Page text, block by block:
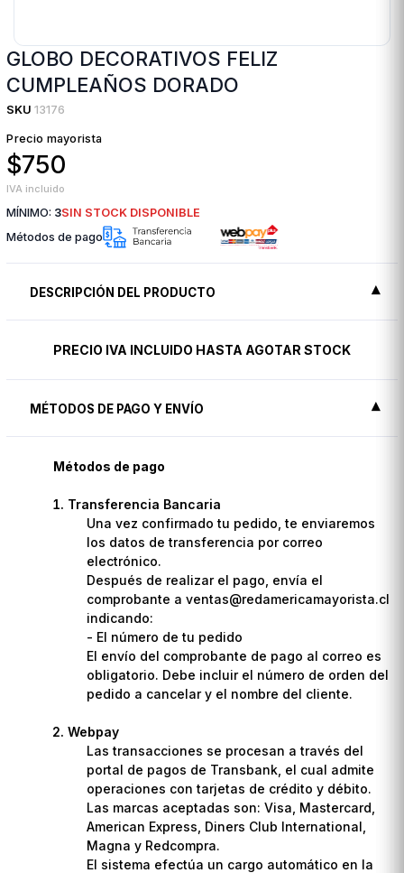
GLOBO DECORATIVOS FELIZ
CUMPLEAÑOS DORADO
SKU 13176
Precio mayorista
$750
IVA incluido
MÍNIMO: 3SIN STOCK DISPONIBLE
Métodos de pago
DESCRIPCIÓN DEL PRODUCTO
PRECIO IVA INCLUIDO HASTA AGOTAR STOCK
MÉTODOS DE PAGO Y ENVÍO
Métodos de pago
Transferencia Bancaria
Una vez confirmado tu pedido, te enviaremos
los datos de transferencia por correo
electrónico.
Después de realizar el pago, envía el
comprobante a ventas@redamericamayorista.cl
indicando:
- El número de tu pedido
El envío del comprobante de pago al correo es
obligatorio. Debe incluir el número de orden del
pedido a cancelar y el nombre del cliente.
Webpay
Las transacciones se procesan a través del
portal de pagos de Transbank, el cual admite
operaciones con tarjetas de crédito y débito.
Las marcas aceptadas son: Visa, Mastercard,
American Express, Diners Club International,
Magna y Redcompra.
El sistema efectúa un cargo automático en la